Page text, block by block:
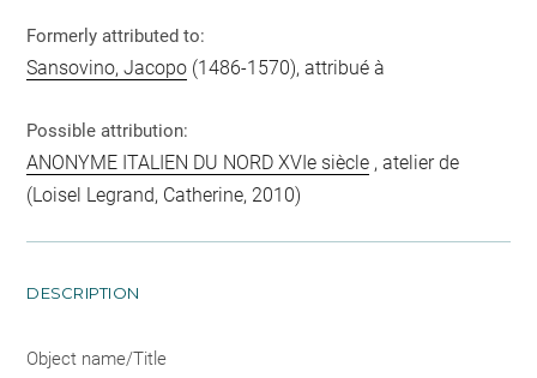
Formerly attributed to:
Sansovino, Jacopo (1486-1570), attribué à
Possible attribution:
ANONYME ITALIEN DU NORD XVIe siècle , atelier de
(Loisel Legrand, Catherine, 2010)
DESCRIPTION
Object name/Title